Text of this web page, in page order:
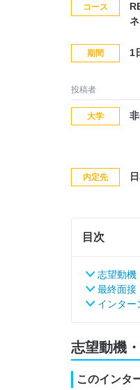
コース
期間 1
投稿者
大学
内定先
目次
志望動機
最終面接
インター
志望動機
このインタ